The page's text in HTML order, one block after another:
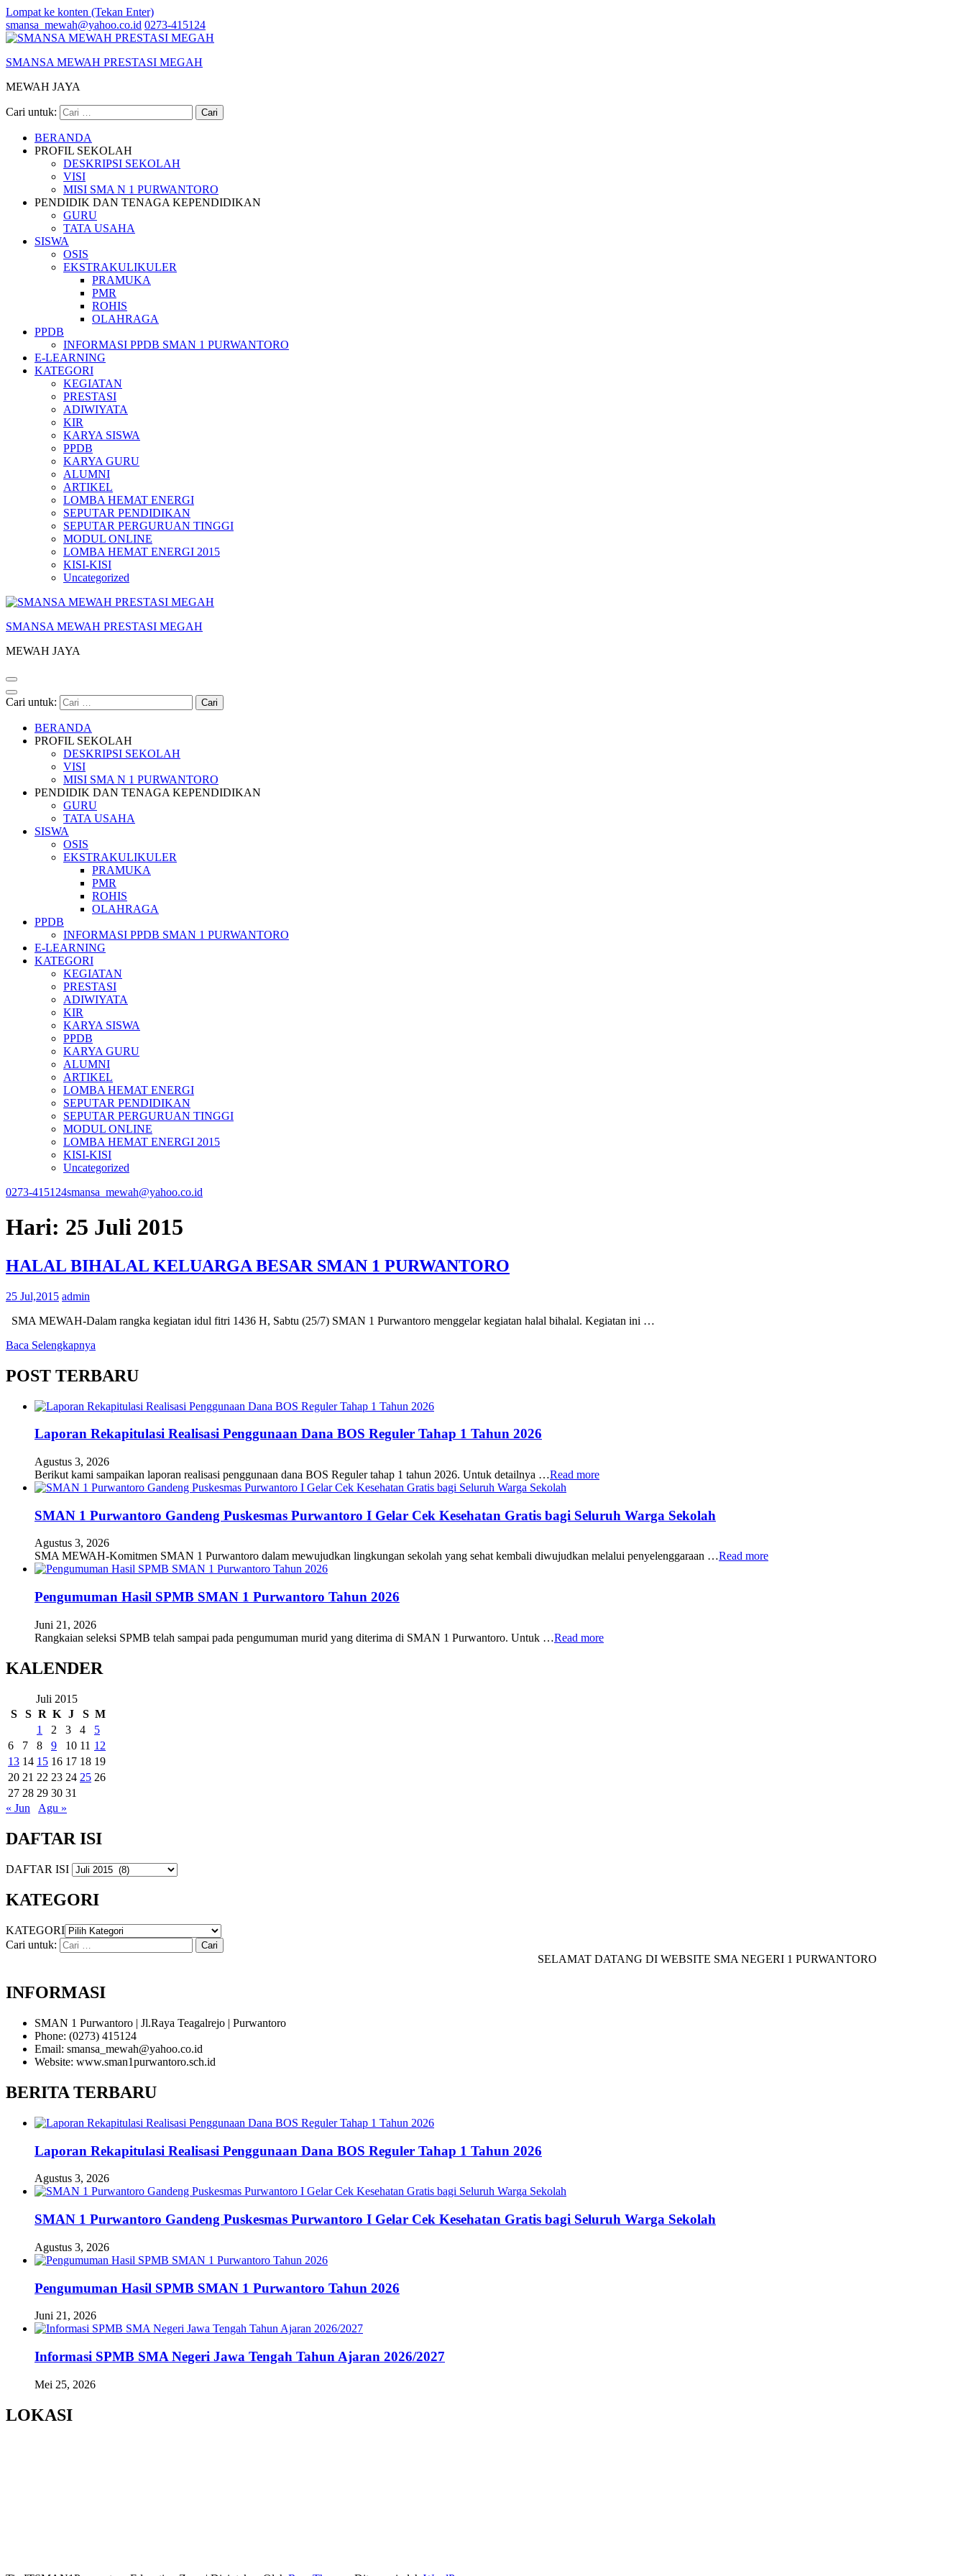
Lompat ke konten (Tekan Enter)
smansa_mewah@yahoo.co.id 0273-415124
SMANSA MEWAH PRESTASI MEGAH
MEWAH JAYA
Cari untuk:
BERANDA
PROFIL SEKOLAH
DESKRIPSI SEKOLAH
VISI
MISI SMA N 1 PURWANTORO
PENDIDIK DAN TENAGA KEPENDIDIKAN
GURU
TATA USAHA
SISWA
OSIS
EKSTRAKULIKULER
PRAMUKA
PMR
ROHIS
OLAHRAGA
PPDB
INFORMASI PPDB SMAN 1 PURWANTORO
E-LEARNING
KATEGORI
KEGIATAN
PRESTASI
ADIWIYATA
KIR
KARYA SISWA
PPDB
KARYA GURU
ALUMNI
ARTIKEL
LOMBA HEMAT ENERGI
SEPUTAR PENDIDIKAN
SEPUTAR PERGURUAN TINGGI
MODUL ONLINE
LOMBA HEMAT ENERGI 2015
KISI-KISI
Uncategorized
SMANSA MEWAH PRESTASI MEGAH
MEWAH JAYA
Cari untuk:
BERANDA
PROFIL SEKOLAH
DESKRIPSI SEKOLAH
VISI
MISI SMA N 1 PURWANTORO
PENDIDIK DAN TENAGA KEPENDIDIKAN
GURU
TATA USAHA
SISWA
OSIS
EKSTRAKULIKULER
PRAMUKA
PMR
ROHIS
OLAHRAGA
PPDB
INFORMASI PPDB SMAN 1 PURWANTORO
E-LEARNING
KATEGORI
KEGIATAN
PRESTASI
ADIWIYATA
KIR
KARYA SISWA
PPDB
KARYA GURU
ALUMNI
ARTIKEL
LOMBA HEMAT ENERGI
SEPUTAR PENDIDIKAN
SEPUTAR PERGURUAN TINGGI
MODUL ONLINE
LOMBA HEMAT ENERGI 2015
KISI-KISI
Uncategorized
0273-415124smansa_mewah@yahoo.co.id
Hari: 25 Juli 2015
HALAL BIHALAL KELUARGA BESAR SMAN 1 PURWANTORO
25 Jul,2015 admin
SMA MEWAH-Dalam rangka kegiatan idul fitri 1436 H, Sabtu (25/7) SMAN 1 Purwantoro menggelar kegiatan halal bihalal. Kegiatan ini …
Baca Selengkapnya
POST TERBARU
Laporan Rekapitulasi Realisasi Penggunaan Dana BOS Reguler Tahap 1 Tahun 2026
Agustus 3, 2026
Berikut kami sampaikan laporan realisasi penggunaan dana BOS Reguler tahap 1 tahun 2026. Untuk detailnya …Read more
SMAN 1 Purwantoro Gandeng Puskesmas Purwantoro I Gelar Cek Kesehatan Gratis bagi Seluruh Warga Sekolah
Agustus 3, 2026
SMA MEWAH-Komitmen SMAN 1 Purwantoro dalam mewujudkan lingkungan sekolah yang sehat kembali diwujudkan melalui penyelenggaraan …Read more
Pengumuman Hasil SPMB SMAN 1 Purwantoro Tahun 2026
Juni 21, 2026
Rangkaian seleksi SPMB telah sampai pada pengumuman murid yang diterima di SMAN 1 Purwantoro. Untuk …Read more
KALENDER
Juli 2015
S
S R K J S M
1
2 3 4
5
6
7 8 9 10 11 12
13 14 15 16 17 18 19
20 21 22 23 24 25 26
27 28 29 30 31
« Jun
Agu »
DAFTAR ISI
DAFTAR ISI
KATEGORI
KATEGORI
Cari untuk:
SELAMAT DATANG DI WEBSITE SMA NEGERI 1 PURWANTORO
INFORMASI
SMAN 1 Purwantoro | Jl.Raya Teagalrejo | Purwantoro
Phone: (0273) 415124
Email: smansa_mewah@yahoo.co.id
Website: www.sman1purwantoro.sch.id
BERITA TERBARU
Laporan Rekapitulasi Realisasi Penggunaan Dana BOS Reguler Tahap 1 Tahun 2026
Agustus 3, 2026
SMAN 1 Purwantoro Gandeng Puskesmas Purwantoro I Gelar Cek Kesehatan Gratis bagi Seluruh Warga Sekolah
Agustus 3, 2026
Pengumuman Hasil SPMB SMAN 1 Purwantoro Tahun 2026
Juni 21, 2026
Informasi SPMB SMA Negeri Jawa Tengah Tahun Ajaran 2026/2027
Mei 25, 2026
LOKASI